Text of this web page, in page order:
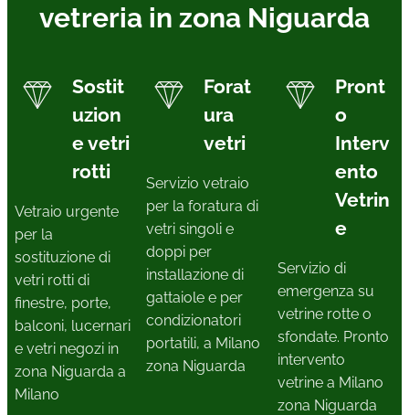
vetreria in zona Niguarda
Sostit
uzion
e vetri
rotti
Vetraio urgente
per la
sostituzione di
vetri rotti di
finestre, porte,
balconi, lucernari
e vetri negozi in
zona Niguarda a
Milano
Forat
ura
vetri
Servizio vetraio
per la foratura di
vetri singoli e
doppi per
installazione di
gattaiole e per
condizionatori
portatili, a Milano
zona Niguarda
Pront
o
Interv
ento
Vetrin
e
Servizio di
emergenza su
vetrine rotte o
sfondate. Pronto
intervento
vetrine a Milano
zona Niguarda